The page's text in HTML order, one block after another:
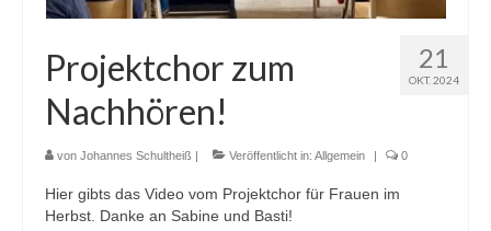
21
OKT. 2024
Projektchor zum
Nachhören!
von Johannes Schultheiß Veröffentlicht in: Allgemein 0
Hier gibts das Video vom Projektchor für Frauen im
Herbst. Danke an Sabine und Basti!